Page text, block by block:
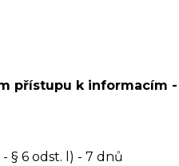
přístupu k
§ 6 odst. l) - 7 dnů